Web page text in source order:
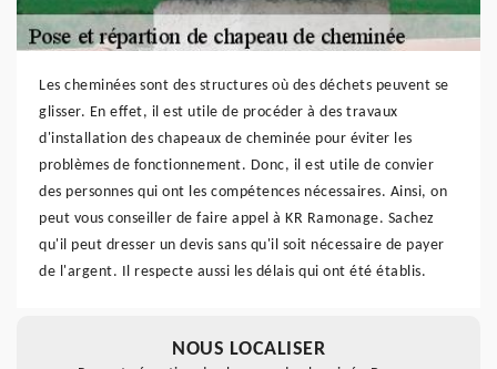
Les cheminées sont des structures où des déchets peuvent se
glisser. En effet, il est utile de procéder à des travaux
d'installation des chapeaux de cheminée pour éviter les
problèmes de fonctionnement. Donc, il est utile de convier
des personnes qui ont les compétences nécessaires. Ainsi, on
peut vous conseiller de faire appel à KR Ramonage. Sachez
qu'il peut dresser un devis sans qu'il soit nécessaire de payer
de l'argent. Il respecte aussi les délais qui ont été établis.
NOUS LOCALISER